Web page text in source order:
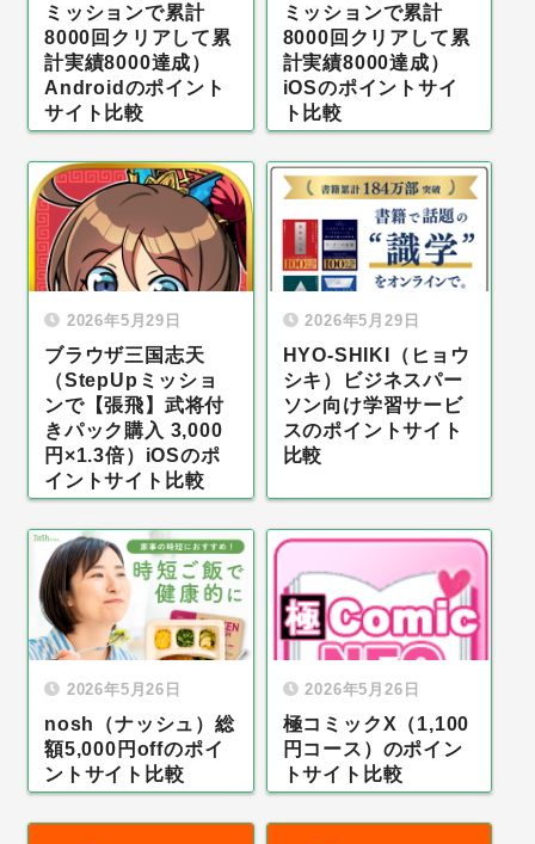
ミッションで累計
8000回クリアして累
計実績8000達成）
Androidのポイント
サイト比較
ミッションで累計
8000回クリアして累
計実績8000達成）
iOSのポイントサイ
ト比較
2026年5月29日
ブラウザ三国志天
（StepUpミッショ
ンで【張飛】武将付
きパック購入 3,000
円×1.3倍）iOSのポ
イントサイト比較
2026年5月29日
HYO-SHIKI（ヒョウ
シキ）ビジネスパー
ソン向け学習サービ
スのポイントサイト
比較
2026年5月26日
nosh（ナッシュ）総
額5,000円offのポイ
ントサイト比較
2026年5月26日
極コミックX（1,100
円コース）のポイン
トサイト比較